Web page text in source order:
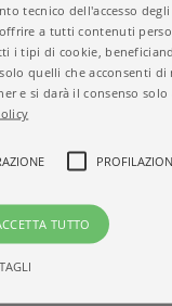
PRIME PAGINE
La pasticceria
9788811015307
Noriko Onuma
GARZANTI
tecnico dell'accesso
a tutti contenuti
i tipi di cookie,
quelli che acconsenti di
e si darà il consenso solo
TUTTO